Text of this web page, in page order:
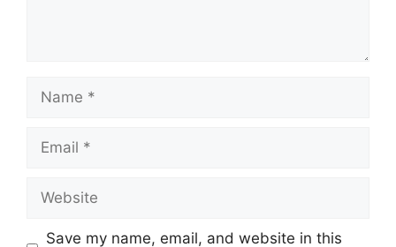
Save my name, email, and website in this